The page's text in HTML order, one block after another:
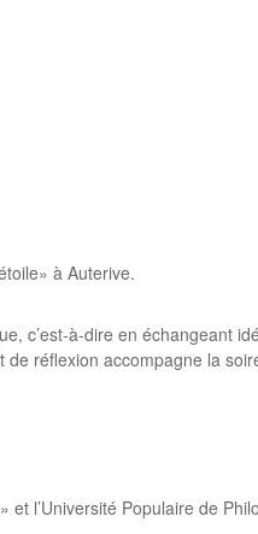
à Auterive.
c’est-à-dire en échangeant
réflexion accompagne la
l’Université Populaire de